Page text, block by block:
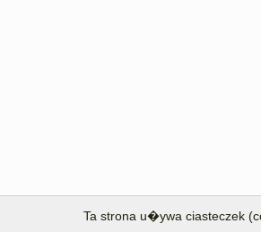
Ta strona u�ywa ciasteczek